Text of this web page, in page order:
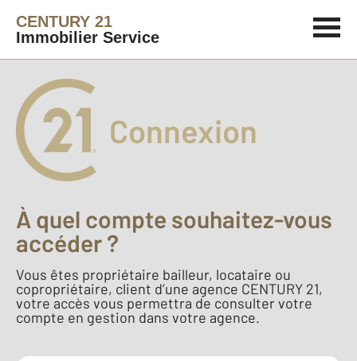
CENTURY 21
Immobilier Service
Connexion
À quel compte souhaitez-vous
accéder ?
Vous êtes propriétaire bailleur, locataire ou
copropriétaire, client d’une agence CENTURY 21,
votre accès vous permettra de consulter votre
compte en gestion dans votre agence.